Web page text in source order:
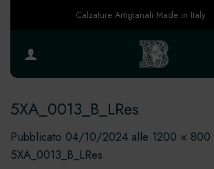
Calzature Artigianali Made in Italy
5XA_0013_B_LRes
Pubblicato 04/10/2024 alle 1200 × 800
5XA_0013_B_LRes